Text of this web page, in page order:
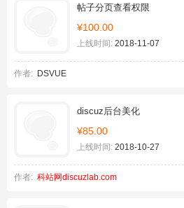
帖子分页查看权限
¥100.00
上线时间: 2018-11-07
作者: DSVUE
discuz后台美化
¥85.00
上线时间: 2018-10-27
作者: 科站网discuzlab.com